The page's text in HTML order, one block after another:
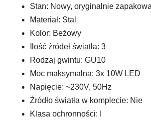
Stan: Nowy, oryginalnie
Materiał: Stal
Kolor: Beżowy
Ilość źródeł światła: 3
Rodzaj gwintu: GU10
Moc maksymalna: 3x 10W LED
Napięcie: ~230V, 50Hz
Źródło światła w komplecie: Nie
Klasa ochronności: I